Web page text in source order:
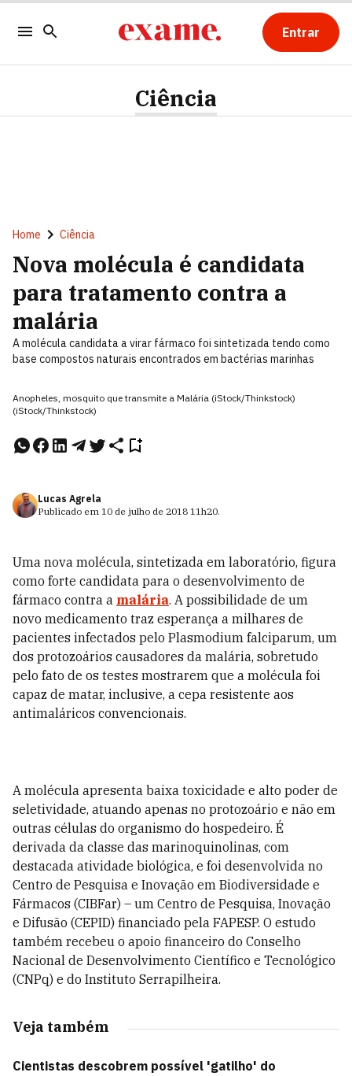
Entrar
Ciência
Home Ciência
Nova molécula é candidata
para tratamento contra a
malária
A molécula candidata a virar fármaco foi sintetizada tendo como
base compostos naturais encontrados em bactérias marinhas
Anopheles, mosquito que transmite a Malária (iStock/Thinkstock)
(iStock/Thinkstock)
Lucas Agrela
Publicado em 10 de julho de 2018 11h20.
Uma nova molécula, sintetizada em laboratório, figura
como forte candidata para o desenvolvimento de
fármaco contra a malária. A possibilidade de um
novo medicamento traz esperança a milhares de
pacientes infectados pelo Plasmodium falciparum, um
dos protozoários causadores da malária, sobretudo
pelo fato de os testes mostrarem que a molécula foi
capaz de matar, inclusive, a cepa resistente aos
antimaláricos convencionais.
A molécula apresenta baixa toxicidade e alto poder de
seletividade, atuando apenas no protozoário e não em
outras células do organismo do hospedeiro. É
derivada da classe das marinoquinolinas, com
destacada atividade biológica, e foi desenvolvida no
Centro de Pesquisa e Inovação em Biodiversidade e
Fármacos (CIBFar) – um Centro de Pesquisa, Inovação
e Difusão (CEPID) financiado pela FAPESP. O estudo
também recebeu o apoio financeiro do Conselho
Nacional de Desenvolvimento Científico e Tecnológico
(CNPq) e do Instituto Serrapilheira.
Veja também
Cientistas descobrem possível 'gatilho' do